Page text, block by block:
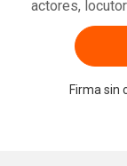
actores,
Firma sin